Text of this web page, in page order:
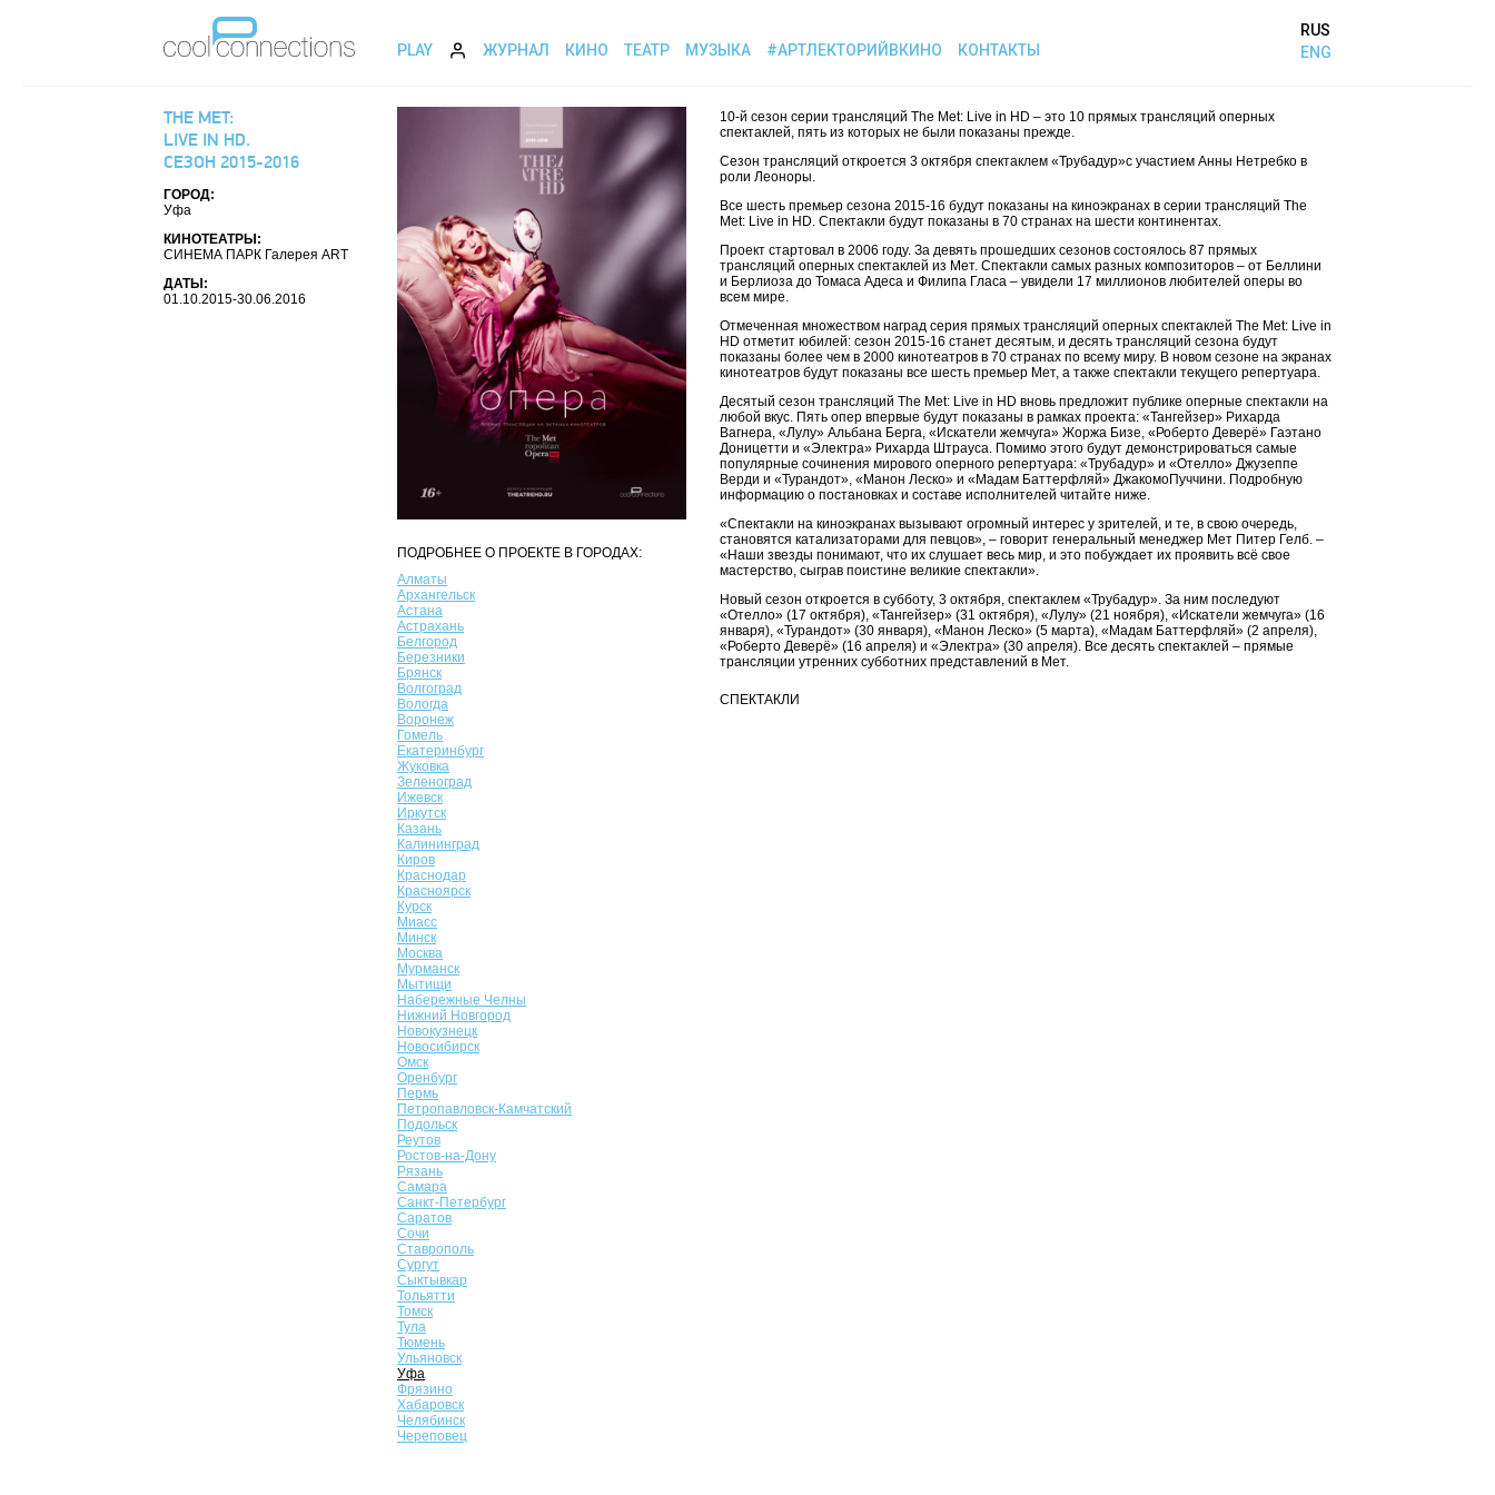
PLAY ЖУРНАЛ КИНО ТЕАТР МУЗЫКА #АРТЛЕКТОРИЙВКИНО КОНТАКТЫ
RUS
ENG
THE MET:
LIVE IN HD.
СЕЗОН 2015-2016
ГОРОД:
Уфа
КИНОТЕАТРЫ:
СИНЕМА ПАРК Галерея ART
ДАТЫ:
01.10.2015-30.06.2016
ПОДРОБНЕЕ О ПРОЕКТЕ В ГОРОДАХ:
Алматы
Архангельск
Астана
Астрахань
Белгород
Березники
Брянск
Волгоград
Вологда
Воронеж
Гомель
Екатеринбург
Жуковка
Зеленоград
Ижевск
Иркутск
Казань
Калининград
Киров
Краснодар
Красноярск
Курск
Миасс
Минск
Москва
Мурманск
Мытищи
Набережные Челны
Нижний Новгород
Новокузнецк
Новосибирск
Омск
Оренбург
Пермь
Петропавловск-Камчатский
Подольск
Реутов
Ростов-на-Дону
Рязань
Самара
Санкт-Петербург
Саратов
Сочи
Ставрополь
Сургут
Сыктывкар
Тольятти
Томск
Тула
Тюмень
Ульяновск
Уфа
Фрязино
Хабаровск
Челябинск
Череповец
10-й сезон серии трансляций The Met: Live in HD – это 10 прямых трансляций оперных
спектаклей, пять из которых не были показаны прежде.
Сезон трансляций откроется 3 октября спектаклем «Трубадур»с участием Анны Нетребко в
роли Леоноры.
Все шесть премьер сезона 2015-16 будут показаны на киноэкранах в серии трансляций The
Met: Live in HD. Спектакли будут показаны в 70 странах на шести континентах.
Проект стартовал в 2006 году. За девять прошедших сезонов состоялось 87 прямых
трансляций оперных спектаклей из Мет. Спектакли самых разных композиторов – от Беллини
и Берлиоза до Томаса Адеса и Филипа Гласа – увидели 17 миллионов любителей оперы во
всем мире.
Отмеченная множеством наград серия прямых трансляций оперных спектаклей The Met: Live in
HD отметит юбилей: сезон 2015-16 станет десятым, и десять трансляций сезона будут
показаны более чем в 2000 кинотеатров в 70 странах по всему миру. В новом сезоне на экранах
кинотеатров будут показаны все шесть премьер Мет, а также спектакли текущего репертуара.
Десятый сезон трансляций The Met: Live in HD вновь предложит публике оперные спектакли на
любой вкус. Пять опер впервые будут показаны в рамках проекта: «Тангейзер» Рихарда
Вагнера, «Лулу» Альбана Берга, «Искатели жемчуга» Жоржа Бизе, «Роберто Деверё» Гаэтано
Доницетти и «Электра» Рихарда Штрауса. Помимо этого будут демонстрироваться самые
популярные сочинения мирового оперного репертуара: «Трубадур» и «Отелло» Джузеппе
Верди и «Турандот», «Манон Леско» и «Мадам Баттерфляй» ДжакомоПуччини. Подробную
информацию о постановках и составе исполнителей читайте ниже.
«Спектакли на киноэкранах вызывают огромный интерес у зрителей, и те, в свою очередь,
становятся катализаторами для певцов», – говорит генеральный менеджер Мет Питер Гелб. –
«Наши звезды понимают, что их слушает весь мир, и это побуждает их проявить всё свое
мастерство, сыграв поистине великие спектакли».
Новый сезон откроется в субботу, 3 октября, спектаклем «Трубадур». За ним последуют
«Отелло» (17 октября), «Тангейзер» (31 октября), «Лулу» (21 ноября), «Искатели жемчуга» (16
января), «Турандот» (30 января), «Манон Леско» (5 марта), «Мадам Баттерфляй» (2 апреля),
«Роберто Деверё» (16 апреля) и «Электра» (30 апреля). Все десять спектаклей – прямые
трансляции утренних субботних представлений в Мет.
СПЕКТАКЛИ